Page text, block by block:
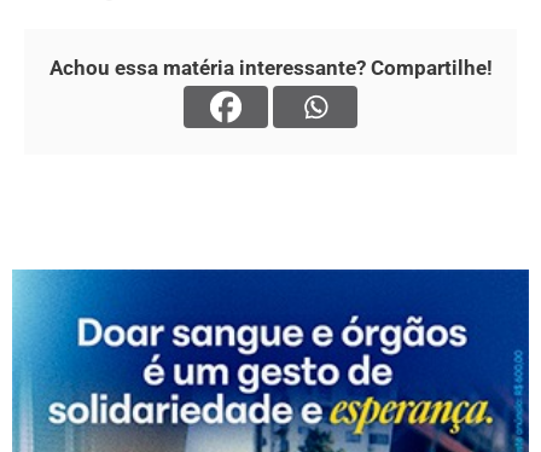
Achou essa matéria interessante? Compartilhe!